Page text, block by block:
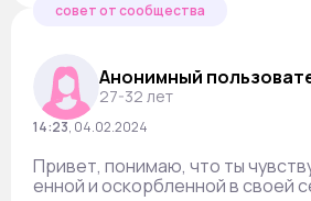
совет от сообщества
Анонимный
27-32 лет
14:23, 04.02.2024
Привет, понимаю, что ты
енной и оскорбленной в своей